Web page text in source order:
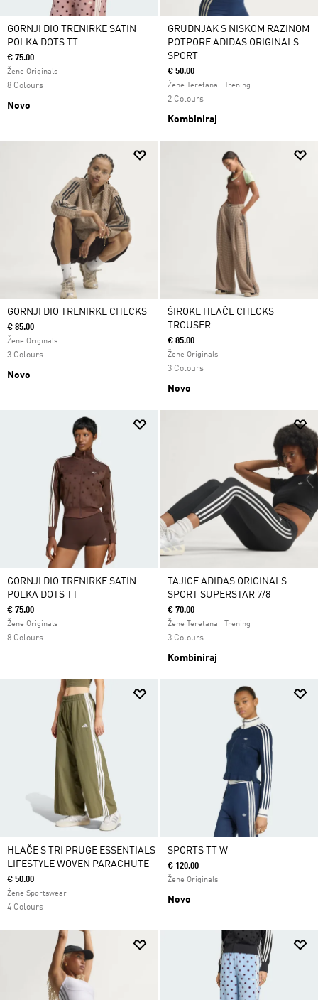
GORNJI DIO TRENIRKE SATIN
POLKA DOTS TT
€ 75.00
Žene Originals
8 Colours
Novo
GRUDNJAK S NISKOM RAZINOM
POTPORE ADIDAS ORIGINALS
SPORT
€ 50.00
Žene Teretana I Trening
2 Colours
Kombiniraj
GORNJI DIO TRENIRKE CHECKS
€ 85.00
Žene Originals
3 Colours
Novo
ŠIROKE HLAČE CHECKS
TROUSER
€ 85.00
Žene Originals
3 Colours
Novo
GORNJI DIO TRENIRKE SATIN
POLKA DOTS TT
€ 75.00
Žene Originals
8 Colours
TAJICE ADIDAS ORIGINALS
SPORT SUPERSTAR 7/8
€ 70.00
Žene Teretana I Trening
3 Colours
Kombiniraj
HLAČE S TRI PRUGE ESSENTIALS
LIFESTYLE WOVEN PARACHUTE
€ 50.00
Žene Sportswear
4 Colours
SPORTS TT W
€ 120.00
Žene Originals
Novo